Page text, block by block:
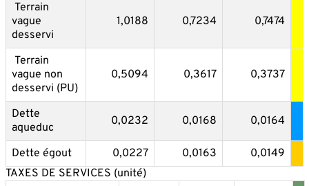
Terrain
vague
desservi
1,0188 0,7234 0,7474
Terrain
vague non
desservi (PU)
0,5094 0,3617 0,3737
Dette
aqueduc
0,0232 0,0168 0,0164
Dette égout 0,0227 0,0163
0,0149
TAXES DE SERVICES (unité)